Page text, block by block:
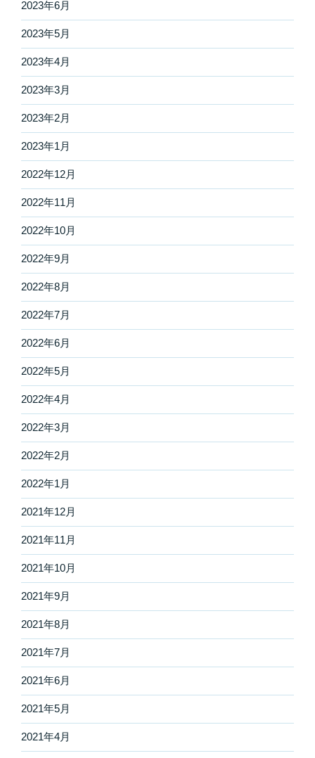
2023年6月
2023年5月
2023年4月
2023年3月
2023年2月
2023年1月
2022年12月
2022年11月
2022年10月
2022年9月
2022年8月
2022年7月
2022年6月
2022年5月
2022年4月
2022年3月
2022年2月
2022年1月
2021年12月
2021年11月
2021年10月
2021年9月
2021年8月
2021年7月
2021年6月
2021年5月
2021年4月